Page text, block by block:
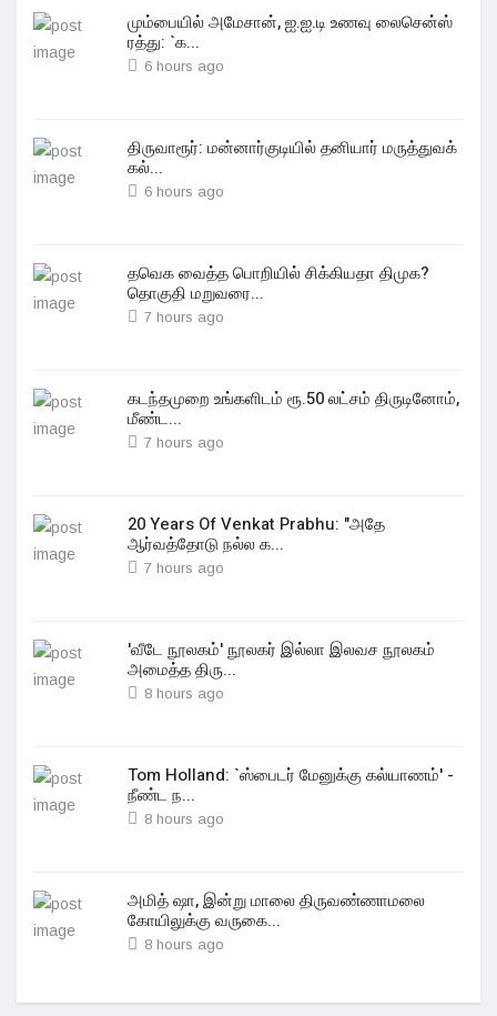
மும்பையில் அமேசான், ஐ.ஐ.டி உணவு லைசென்ஸ்
ரத்து: `க...
6 hours ago
திருவாரூர்: மன்னார்குடியில் தனியார் மருத்துவக்
கல்...
6 hours ago
தவெக வைத்த பொறியில் சிக்கியதா திமுக?
தொகுதி மறுவரை...
7 hours ago
கடந்தமுறை உங்களிடம் ரூ.50 லட்சம் திருடினோம்,
மீண்ட...
7 hours ago
20 Years Of Venkat Prabhu: "அதே
ஆர்வத்தோடு நல்ல க...
7 hours ago
'வீடே நூலகம்' நூலகர் இல்லா இலவச நூலகம்
அமைத்த திரு...
8 hours ago
Tom Holland: `ஸ்பைடர் மேனுக்கு கல்யாணம்' -
நீண்ட ந...
8 hours ago
அமித் ஷா, இன்று மாலை திருவண்ணாமலை
கோயிலுக்கு வருகை...
8 hours ago